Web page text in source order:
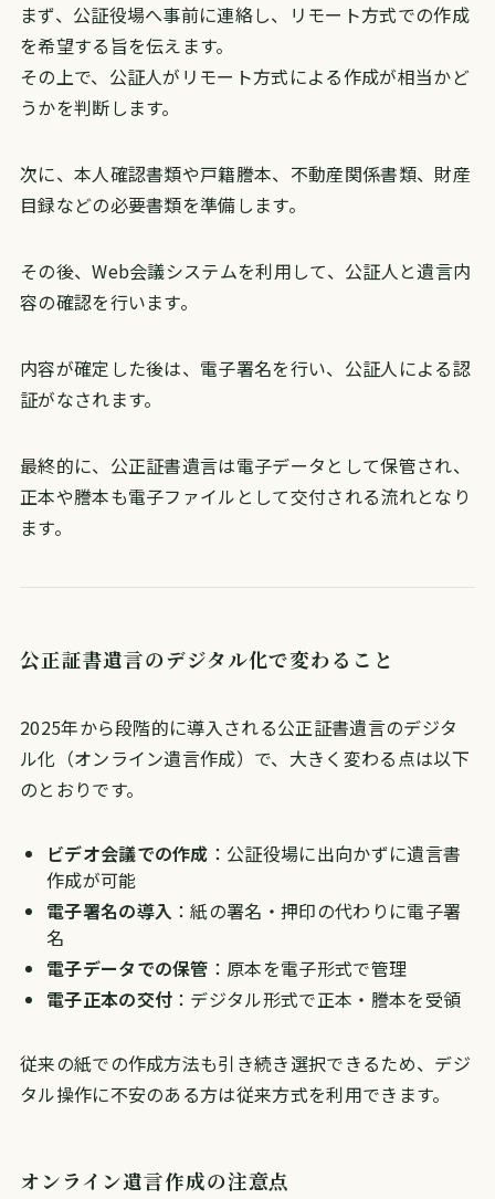
まず、公証役場へ事前に連絡し、リモート方式での作成
を希望する旨を伝えます。
その上で、公証人がリモート方式による作成が相当かど
うかを判断します。
次に、本人確認書類や戸籍謄本、不動産関係書類、財産
目録などの必要書類を準備します。
その後、Web会議システムを利用して、公証人と遺言内
容の確認を行います。
内容が確定した後は、電子署名を行い、公証人による認
証がなされます。
最終的に、公正証書遺言は電子データとして保管され、
正本や謄本も電子ファイルとして交付される流れとなり
ます。
公正証書遺言のデジタル化で変わること
2025年から段階的に導入される公正証書遺言のデジタ
ル化（オンライン遺言作成）で、大きく変わる点は以下
のとおりです。
ビデオ会議での作成 ：公証役場に出向かずに遺言書
作成が可能
電子署名の導入 ：紙の署名・押印の代わりに電子署
名
電子データでの保管 ：原本を電子形式で管理
電子正本の交付 ：デジタル形式で正本・謄本を受領
従来の紙での作成方法も引き続き選択できるため、デジ
タル操作に不安のある方は従来方式を利用できます。
オンライン遺言作成の注意点